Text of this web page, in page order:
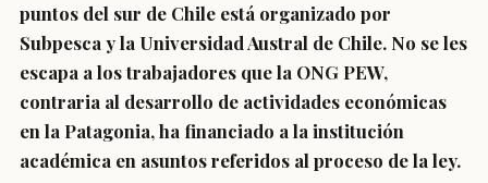
puntos del sur de Chile está organizado por
Subpesca y la Universidad Austral de Chile. No se les
escapa a los trabajadores que la ONG PEW,
contraria al desarrollo de actividades económicas
en la Patagonia, ha financiado a la institución
académica en asuntos referidos al proceso de la ley.